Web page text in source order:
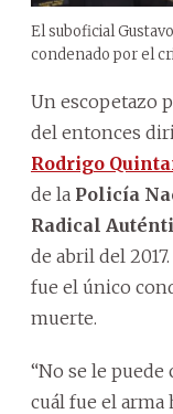
El suboficial
condenado por el
Un escopetazo
del entonces
Rodrigo
de la Policía
Radical
de abril del
fue el único
muerte.
“No se le
cuál fue el arma